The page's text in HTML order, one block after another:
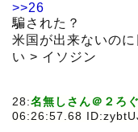
>>26
騙された？
米国が出来ないの
い > イソジン
28:名無しさん＠２ろ
06:26:57.68